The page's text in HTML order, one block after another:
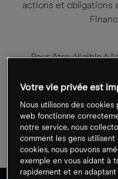
actions et obligations
Pour être éligible à
Pour en savoir plus,
Clients au
Votre vie privée est
Nous utilisons des
web fonctionne
notre service, nous
comment les gens utilisent
cookies, nous pouvons
exemple en vous aidant à
rapidement et en